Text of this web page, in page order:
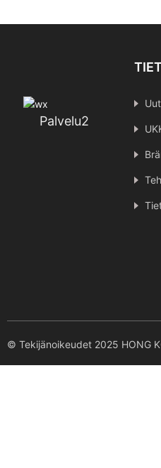
Palvelu2
© Tekijänoikeudet 2025 HONG